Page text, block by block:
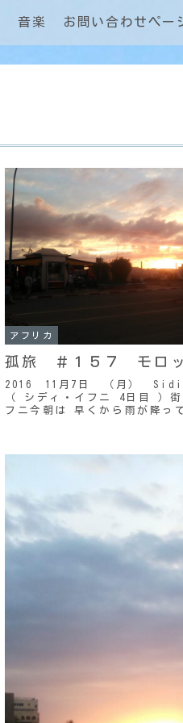
音楽 お問い合わせペー
アフリカ
孤旅 ＃１５７ モロ
2016 11月7日 （月） Sidi
（ シディ・イフニ 4日目 ）
フニ今朝は 早くから雨が降っ